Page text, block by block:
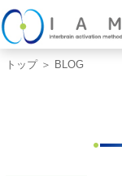
トップ＞ BLOG